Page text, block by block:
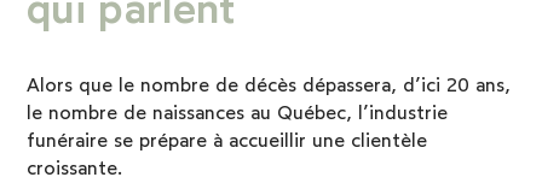
Alors que le nombre de décès dépassera, d’ici 20 ans,
le nombre de naissances au Québec, l’industrie
funéraire se prépare à accueillir une clientèle
croissante.